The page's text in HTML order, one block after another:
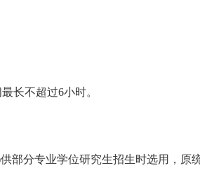
长不超过6小时。
分专业学位研究生招生时选用，原